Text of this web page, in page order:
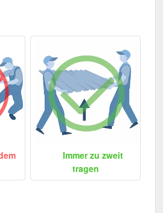
Immer zu zweit
tragen